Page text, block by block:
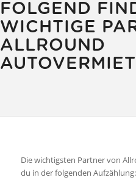
FOLGEND
WICHTIGE
ALLROUND
Die wichtigsten Partner von
du in der folgenden Aufzählung: